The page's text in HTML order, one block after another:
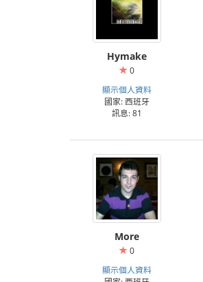
Hymake
0
顯示個人資料
國家: 西班牙
訊息: 81
More
0
顯示個人資料